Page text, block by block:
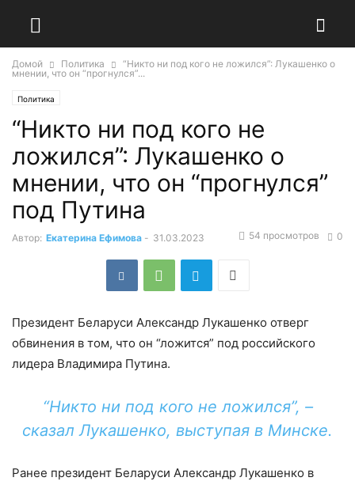
Домой Политика
“Никто ни под кого не ложился”: Лукашенко о
мнении, что он “прогнулся”...
Политика
“Никто ни под кого не
ложился”: Лукашенко о
мнении, что он “прогнулся”
под Путина
Автор: Екатерина Ефимова - 31.03.2023 0
54 просмотров
Президент Беларуси Александр Лукашенко отверг
обвинения в том, что он “ложится” под российского
лидера Владимира Путина.
“Никто ни под кого не ложился”, –
сказал Лукашенко, выступая в Минске.
Ранее президент Беларуси Александр Лукашенко в